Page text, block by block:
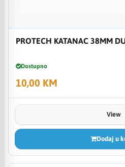
PROTECH KATANAC 38MM
Dostupno
10,00 KM
View
Dodaj u